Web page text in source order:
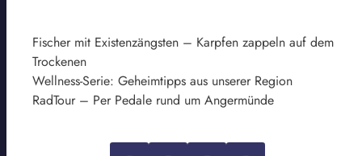
Fischer mit Existenzängsten – Karpfen zappeln auf dem
Trockenen
Wellness-Serie: Geheimtipps aus unserer Region
RadTour – Per Pedale rund um Angermünde